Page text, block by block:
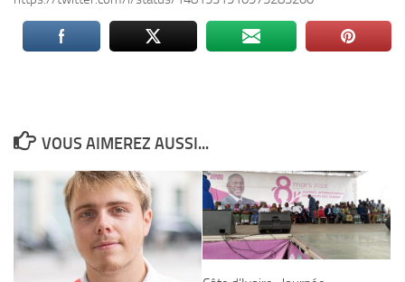
VOUS AIMEREZ AUSSI...